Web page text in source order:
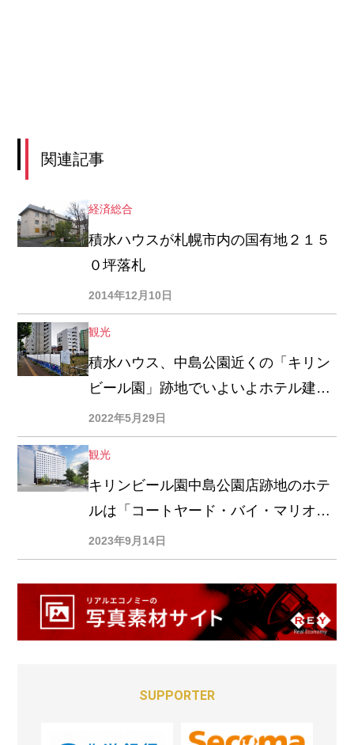
関連記事
経済総合
積水ハウスが札幌市内の国有地２１５
０坪落札
2014年12月10日
観光
積水ハウス、中島公園近くの「キリン
ビール園」跡地でいよいよホテル建設
へ
2022年5月29日
観光
キリンビール園中島公園店跡地のホテ
ルは「コートヤード・バイ・マリオッ
ト札幌」
2023年9月14日
SUPPORTER